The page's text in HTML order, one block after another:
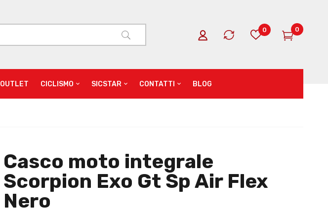
0 0
OUTLET CICLISMO SICSTAR CONTATTI BLOG
Casco moto integrale
Scorpion Exo Gt Sp Air Flex
Nero